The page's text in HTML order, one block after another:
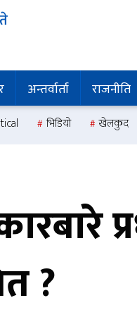
अन्तर्वार्ता राजनीति
भिडियो खेलकुद
?